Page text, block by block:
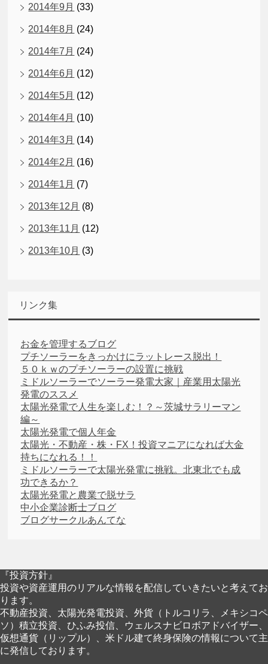
2014年9月 (33)
2014年8月 (24)
2014年7月 (24)
2014年6月 (12)
2014年5月 (12)
2014年4月 (10)
2014年3月 (14)
2014年2月 (16)
2014年1月 (7)
2013年12月 (8)
2013年11月 (12)
2013年10月 (3)
リンク集
お金を管理するブログ
プチソーラーをきっかけにラットレース脱出！
５０ｋｗのプチソーラーの設置に挑戦
ミドルソーラーでソーラー発電大家｜産業用太陽光
発電のススメ
太陽光発電で人生を楽しむ！？～茨城サラリーマン
編～
太陽光発電で個人年金
太陽光・不動産・株・FX！投資マニアになれば大金
持ちになれる！！
ミドルソーラーで太陽光発電に挑戦。北東北でも成
功できるか？
太陽光発電と農業で脱サラ
中小企業診断士ブログ
ブログサークルあんてな
『投資方針』
投資や資産運用のリアルな情報を配信していきたいと考えてお
ります。
不動産投資、太陽光発電投資、外貨（トルコリラ、メキシコペ
ソ）積立投資、ひふみ投信、ウェルスナビロボアドバイザー、
仮想通貨（リップル）、米ドル建て終身保険の情報について主
に発信しております。